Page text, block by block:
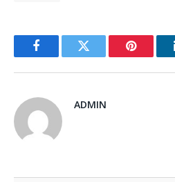
FacebookTwitter Pinterest
ADMIN